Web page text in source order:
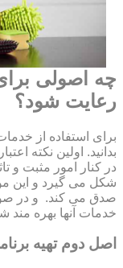
چه اصولی
رعایت شود؟
برای استفاده از
بدانید. اولین نکته
در کنار امور مثبت و
شکل می گیرد و این
صدق می کند. و در
خدمات آنها بهره مند
اصل دوم تهیه